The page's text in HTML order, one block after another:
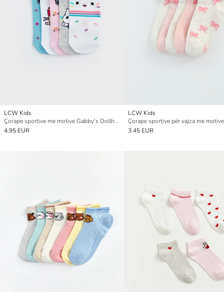
LCW Kids
Çorape sportive me motive Gabby's Dollhouse për vajza, 5 copë
4.95 EUR
LCW Kids
3.45 EUR